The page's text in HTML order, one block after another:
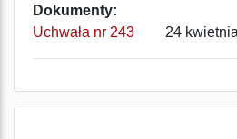
Dokumenty:
Uchwała nr 243
24